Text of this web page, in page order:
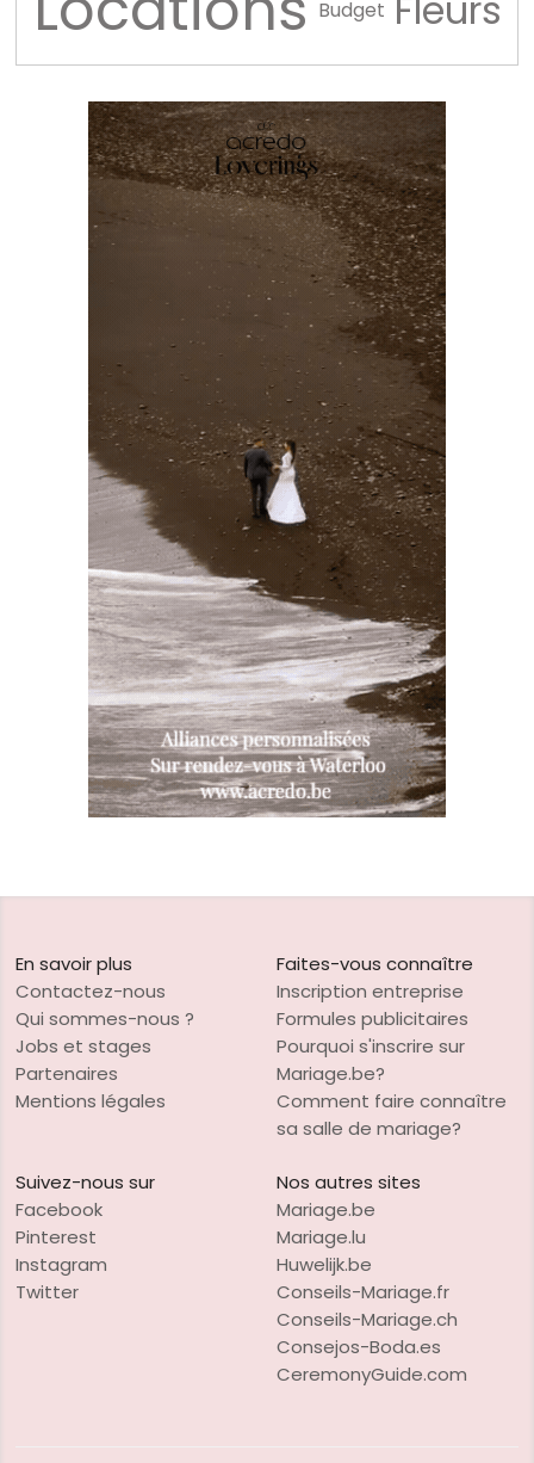
Budget
En savoir plus
Contactez-nous
Qui sommes-nous ?
Jobs et stages
Partenaires
Mentions légales
Faites-vous connaître
Inscription entreprise
Formules publicitaires
Pourquoi s'inscrire sur
Mariage.be?
Comment faire connaître
sa salle de mariage?
Suivez-nous sur
Facebook
Pinterest
Instagram
Twitter
Nos autres sites
Mariage.be
Mariage.lu
Huwelijk.be
Conseils-Mariage.fr
Conseils-Mariage.ch
Consejos-Boda.es
CeremonyGuide.com